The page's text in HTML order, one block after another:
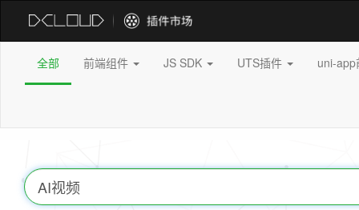
全部 前端组件 JS SDK UTS插件 uni-